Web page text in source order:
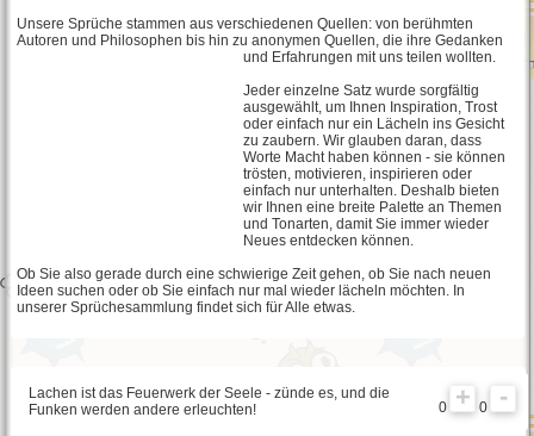
Freche Sprüche
Sehnsucht Sprüche
Unsere Sprüche stammen aus verschiedenen Quellen: von berühmten
Autoren und Philosophen bis hin zu anonymen Quellen, die ihre Gedanken
und Erfahrungen mit uns teilen wollten.
Jeder einzelne Satz wurde sorgfältig
ausgewählt, um Ihnen Inspiration, Trost
oder einfach nur ein Lächeln ins Gesicht
zu zaubern. Wir glauben daran, dass
Worte Macht haben können - sie können
trösten, motivieren, inspirieren oder
einfach nur unterhalten. Deshalb bieten
wir Ihnen eine breite Palette an Themen
und Tonarten, damit Sie immer wieder
Neues entdecken können.
Ob Sie also gerade durch eine schwierige Zeit gehen, ob Sie nach neuen
Ideen suchen oder ob Sie einfach nur mal wieder lächeln möchten. In
unserer Sprüchesammlung findet sich für Alle etwas.
0 0
Lachen ist das Feuerwerk der Seele - zünde es, und die
Funken werden andere erleuchten!